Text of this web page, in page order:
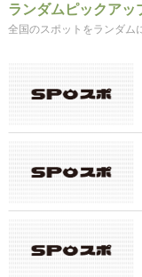
ランダムピックアッ
全国のスポットをランダム